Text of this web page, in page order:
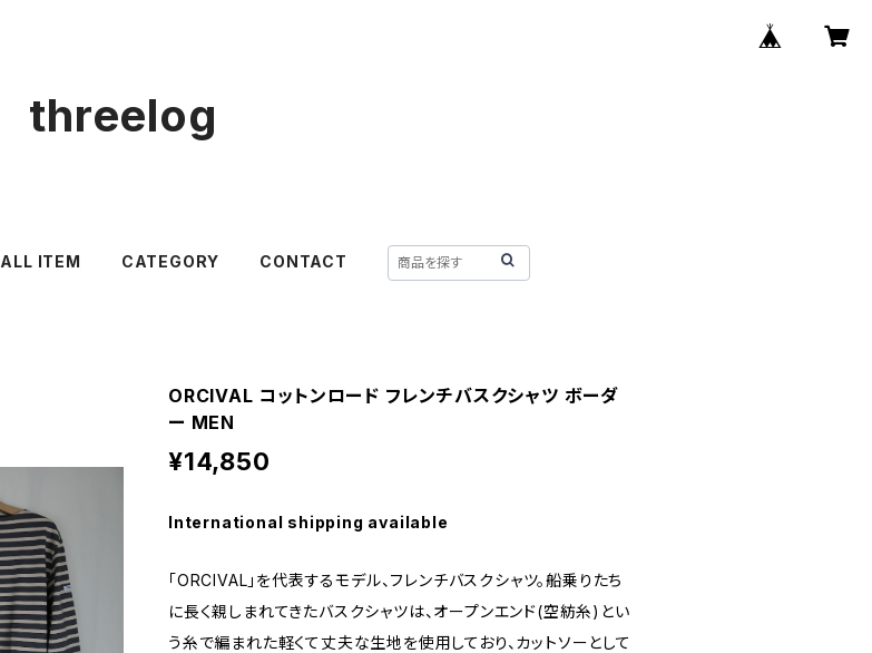
threelog
ALL ITEM CATEGORY CONTACT
ORCIVAL コットンロード フレンチバスクシャツ ボーダ
ー MEN
¥14,850
International shipping available
「ORCIVAL」を代表するモデル、フレンチバスクシャツ。船乗りたち
に長く親しまれてきたバスクシャツは、オープンエンド(空紡糸)とい
う糸で編まれた軽くて丈夫な生地を使用しており、カットソーとして